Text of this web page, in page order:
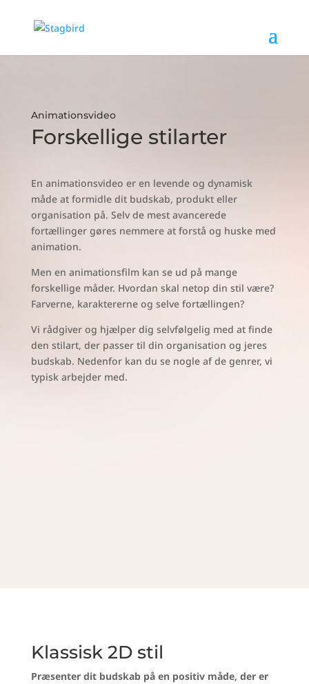
Animationsvideo
Forskellige stilarter
En animationsvideo er en levende og dynamisk
måde at formidle dit budskab, produkt eller
organisation på. Selv de mest avancerede
fortællinger gøres nemmere at forstå og huske med
animation.
Men en animationsfilm kan se ud på mange
forskellige måder. Hvordan skal netop din stil være?
Farverne, karaktererne og selve fortællingen?
Vi rådgiver og hjælper dig selvfølgelig med at finde
den stilart, der passer til din organisation og jeres
budskab. Nedenfor kan du se nogle af de genrer, vi
typisk arbejder med.
Klassisk 2D stil
Præsenter dit budskab på en positiv måde, der er